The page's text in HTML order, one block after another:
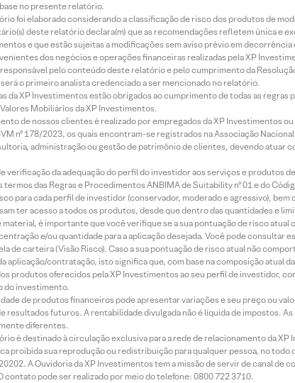
no presente relatório.
foi elaborado considerando a classificação de risco dos produtos de
deste relatório declara(m) que as recomendações refletem única e
e que estão sujeitas a modificações sem aviso prévio em
dos negócios e operações financeiras realizadas pela XP
pelo conteúdo deste relatório e pelo cumprimento da
o primeiro analista credenciado a ser mencionado no relatório.
da XP Investimentos estão obrigados ao cumprimento de todas as
Mobiliários da XP Investimentos.
de nossos clientes é realizado por empregados da XP Investimentos
nº 178/2023, os quais encontram-se registrados na Associação
administração ou gestão de patrimônio de clientes, devendo atuar
verificação da adequação do perfil do investidor aos serviços e
termos das Regras e Procedimentos ANBIMA de Suitability nº 01 e do
para cada perfil de investidor (conservador, moderado e agressivo),
ter acesso a todos os produtos, desde que dentro das quantidades e
é importante que você verifique se a sua pontuação de risco
e/ou quantidade para a aplicação desejada. Você pode consultar
de carteira (Visão Risco). Caso a sua pontuação de risco atual não
aplicação/contratação, isto significa que, com base na composição atual
produtos oferecidos pela XP Investimentos ao seu perfil de investidor,
do investimento.
de produtos financeiros pode apresentar variações e seu preço ou
resultados futuros. A rentabilidade divulgada não é líquida de impostos.
diferentes.
é destinado à circulação exclusiva para a rede de relacionamento da
proibida sua reprodução ou redistribuição para qualquer pessoa, no
A Ouvidoria da XP Investimentos tem a missão de servir de canal
contato pode ser realizado por meio do telefone: 0800 722 3710.